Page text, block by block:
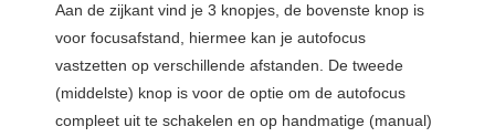
Aan de zijkant vind je 3 knopjes, de bovenste knop is
voor focusafstand, hiermee kan je autofocus
vastzetten op verschillende afstanden. De tweede
(middelste) knop is voor de optie om de autofocus
compleet uit te schakelen en op handmatige (manual)